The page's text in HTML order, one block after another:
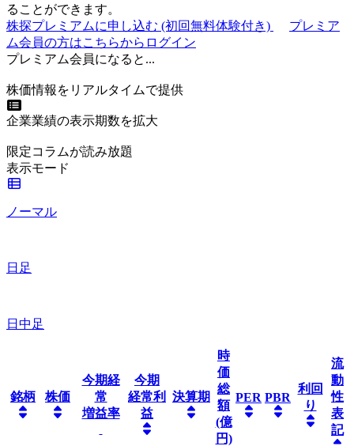
ることができます。
株探プレミアムに申し込む (初回無料体験付き)
プレミア
ム会員の方はこちらからログイン
プレミアム会員になると...
株価情報をリアルタイムで提供
企業業績の表示期数を拡大
限定コラムが読み放題
表示モード
ノーマル
日足
日中足
銘柄 株価
今期経
常
増益率
今期
経常利
益
決算期
時
価
総
額
(億
円)
PER PBR
利回
り
流
動
性
表
記